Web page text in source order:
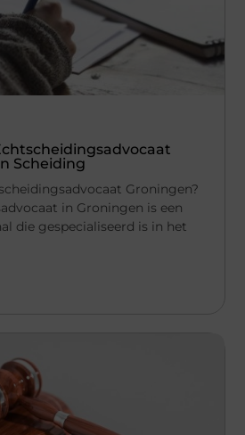
Scheiding
Groningen?
in Groningen is een
die gespecialiseerd is in het